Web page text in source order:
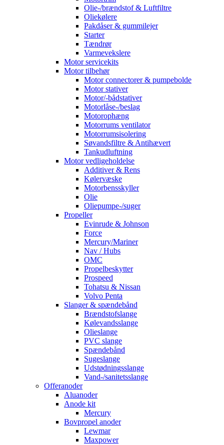
Olie-/brændstof & Luftfiltre
Oliekølere
Pakdåser & gummilejer
Starter
Tændrør
Varmevekslere
Motor servicekits
Motor tilbehør
Motor connectorer & pumpebolde
Motor stativer
Motor/-bådstativer
Motorlåse-/beslag
Motorophæng
Motorrums ventilator
Motorrumsisolering
Søvandsfiltre & Antihævert
Tankudluftning
Motor vedligeholdelse
Additiver & Rens
Kølervæske
Motorbensskyller
Olie
Oliepumpe-/suger
Propeller
Evinrude & Johnson
Force
Mercury/Mariner
Nav / Hubs
OMC
Propelbeskytter
Prospeed
Tohatsu & Nissan
Volvo Penta
Slanger & spændebånd
Brændstofslange
Kølevandsslange
Olieslange
PVC slange
Spændebånd
Sugeslange
Udstødningsslange
Vand-/sanitetsslange
Offeranoder
Aluanoder
Anode kit
Mercury
Bovpropel anoder
Lewmar
Maxpower